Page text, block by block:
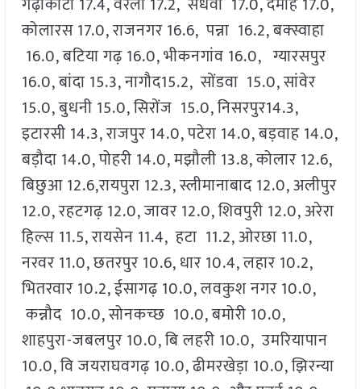
कोलारस 17.0, राजनगर 16.6, पन्ना 16.2, बक्स्वाहा
16.0, बटिया गढ़ 16.0, भीकनगांव 16.0, ग्यारसपुर
16.0, बांदा 15.3, नागौद15.2, सोंडवा 15.0, सांवेर
15.0, बुधनी 15.0, सिरोंज 15.0, निसरपुर14.3,
इटारसी 14.3, राजपुर 14.0, पटेरा 14.0, बड़वाह 14.0,
बड़ौदा 14.0, पोहरी 14.0, मझौली 13.8, कोलार 12.6,
बिछुआ 12.6,रायपुरा 12.3, स्लीमानाबाद 12.0, अलीपुर
12.0, रहटगढ़ 12.0, जावर 12.0, शिवपुरी 12.0, अरेरा
हिल्स 11.5, रायसेन 11.4, हटा 11.2, ओरछा 11.0,
नरवर 11.0, छतरपुर 10.6, धार 10.4, लहार 10.2,
भितरवार 10.2, ईसागढ़ 10.0, लवकुश नगर 10.0,
कन्नौद 10.0, सोनकच्छ 10.0, बमोरी 10.0,
शाहपुरा-जबलपुर 10.0, बि लहरी 10.0, उमरियापान
10.0, वि जयराघवगढ़ 10.0, ढीमरखेड़ा 10.0, झिरन्या